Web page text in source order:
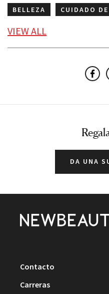
BELLEZA CUIDADO
SUERO PARA LA PIEL
VIEWALL
DA UNA
Contacto
Carreras